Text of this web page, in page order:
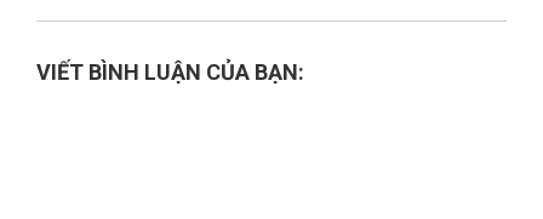
VIẾT BÌNH LUẬN CỦA BẠN: